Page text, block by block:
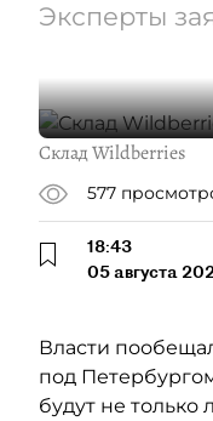
Эксперты
Склад Wildberries
577
18:43
05 августа
Власти
под
будут не